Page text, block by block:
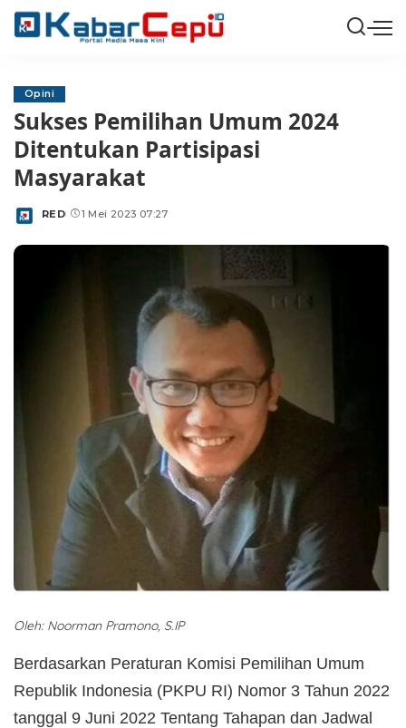
Opini
Sukses Pemilihan Umum 2024
Ditentukan Partisipasi
Masyarakat
Posted
RED 1 Mei 2023 07:27
Oleh: Noorman Pramono, S.IP
Berdasarkan Peraturan Komisi Pemilihan Umum
Republik Indonesia (PKPU RI) Nomor 3 Tahun 2022
tanggal 9 Juni 2022 Tentang Tahapan dan Jadwal